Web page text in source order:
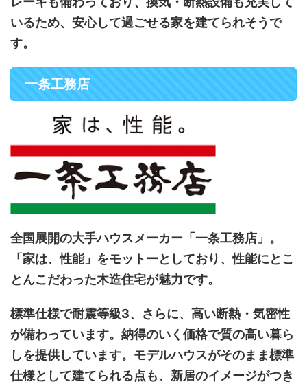
いるため、安心して過ごせる家を建てられそうで
す。
一条工務店
全国展開の大手ハウスメーカー「一条工務店」。
「家は、性能」をモットーとしており、性能にとこ
とんこだわった木造住宅が魅力です。
標準仕様で耐震等級3、さらに、高い断熱・気密性
が備わっています。納得のいく価格で質の高い暮ら
しを提供しています。モデルハウスがそのまま標準
仕様として建てられる点も、新居のイメージがつき